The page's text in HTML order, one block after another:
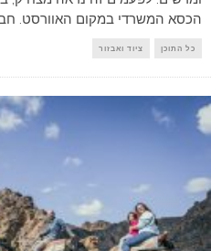
הכסא המשרדי במקום האוורסט.
כל התוכן ציוד ואבזור